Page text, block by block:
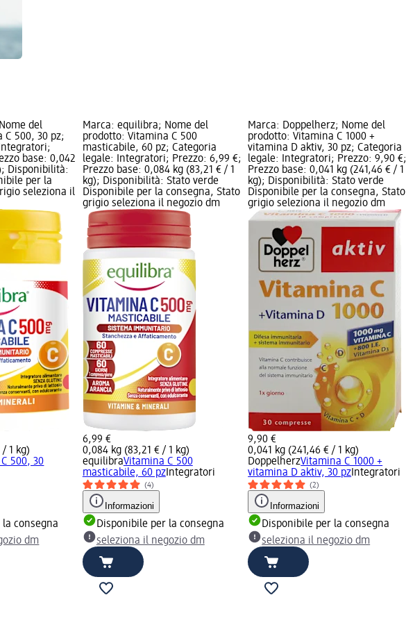
del
500, 30 pz;
base: 0,042
Disponibilità:
per la
seleziona il
1 kg)
500, 30
consegna
dm
Marca: equilibra; Nome del
prodotto: Vitamina C 500
masticabile, 60 pz; Categoria
legale: Integratori; Prezzo: 6,99 €;
Prezzo base: 0,084 kg (83,21 € / 1
kg); Disponibilità: Stato verde
Disponibile per la consegna, Stato
grigio seleziona il negozio dm
6,99 €
0,084 kg (83,21 € / 1 kg)
equilibraVitamina C 500
masticabile, 60 pzIntegratori
(4)
Informazioni
Disponibile per la consegna
seleziona il negozio dm
Marca: Doppelherz; Nome del
prodotto: Vitamina C 1000 +
vitamina D aktiv, 30 pz; Categoria
legale: Integratori; Prezzo: 9,90 €;
Prezzo base: 0,041 kg (241,46 € / 1
kg); Disponibilità: Stato verde
Disponibile per la consegna, Stato
grigio seleziona il negozio dm
9,90 €
0,041 kg (241,46 € / 1 kg)
DoppelherzVitamina C 1000 +
vitamina D aktiv, 30 pz Integratori
(2)
Informazioni
Disponibile per la consegna
seleziona il negozio dm